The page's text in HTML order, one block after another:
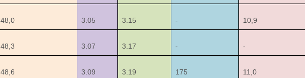
48,0 3.05 3.15 - 10,9
48,3 3.07 3.17 - -
48,6 3.09 3.19 175 11,0